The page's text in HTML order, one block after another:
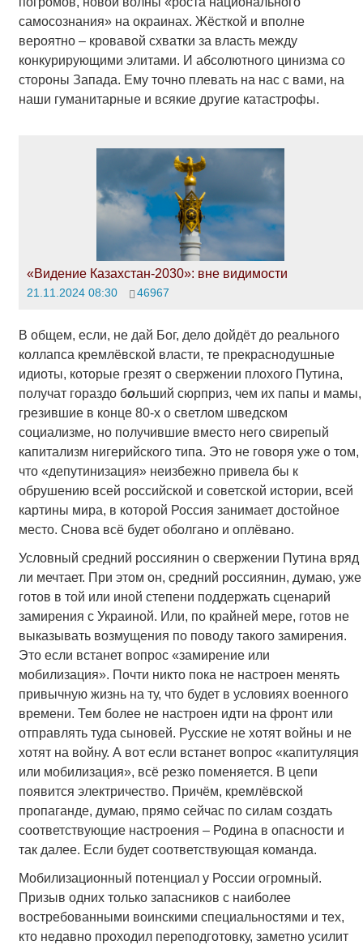
самосознания» на окраинах. Жёсткой и вполне
вероятно – кровавой схватки за власть между
конкурирующими элитами. И абсолютного цинизма со
стороны Запада. Ему точно плевать на нас с вами, на
наши гуманитарные и всякие другие катастрофы.
«Видение Казахстан-2030»: вне видимости
21.11.2024 08:30 46967
В общем, если, не дай Бог, дело дойдёт до реального
коллапса кремлёвской власти, те прекраснодушные
идиоты, которые грезят о свержении плохого Путина,
получат гораздо больший сюрприз, чем их папы и мамы,
грезившие в конце 80-х о светлом шведском
социализме, но получившие вместо него свирепый
капитализм нигерийского типа. Это не говоря уже о том,
что «депутинизация» неизбежно привела бы к
обрушению всей российской и советской истории, всей
картины мира, в которой Россия занимает достойное
место. Снова всё будет оболгано и оплёвано.
Условный средний россиянин о свержении Путина вряд
ли мечтает. При этом он, средний россиянин, думаю, уже
готов в той или иной степени поддержать сценарий
замирения с Украиной. Или, по крайней мере, готов не
выказывать возмущения по поводу такого замирения.
Это если встанет вопрос «замирение или
мобилизация». Почти никто пока не настроен менять
привычную жизнь на ту, что будет в условиях военного
времени. Тем более не настроен идти на фронт или
отправлять туда сыновей. Русские не хотят войны и не
хотят на войну. А вот если встанет вопрос «капитуляция
или мобилизация», всё резко поменяется. В цепи
появится электричество. Причём, кремлёвской
пропаганде, думаю, прямо сейчас по силам создать
соответствующие настроения – Родина в опасности и
так далее. Если будет соответствующая команда.
Мобилизационный потенциал у России огромный.
Призыв одних только запасников с наиболее
востребованными воинскими специальностями и тех,
кто недавно проходил переподготовку, заметно усилит